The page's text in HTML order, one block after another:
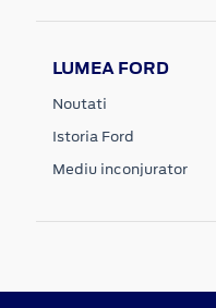
LUMEA FORD
Noutati
Istoria Ford
Mediu inconjurator